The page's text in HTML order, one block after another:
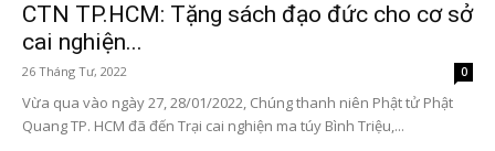
CTN TP.HCM: Tặng sách đạo đức cho cơ sở
cai nghiện...
26 Tháng Tư, 2022 0
Vừa qua vào ngày 27, 28/01/2022, Chúng thanh niên Phật tử Phật
Quang TP. HCM đã đến Trại cai nghiện ma túy Bình Triệu,...